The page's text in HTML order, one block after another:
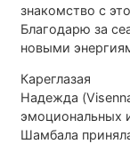
знакомство с
Благодарю за
новыми
Кареглазая
Надежда
эмоциональных
Шамбала